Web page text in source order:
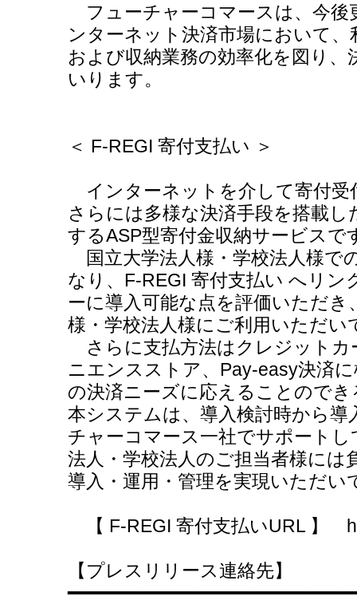
フューチャーコマースは、今後
ンターネット決済市場において
および収納業務の効率化を図り
いります。
＜ F-REGI 寄付支払い ＞
インターネットを介して寄付受
さらには多様な決済手段を搭載し
するASP型寄付金収納サービスで
国立大学法人様・学校法人様で
なり、F-REGI 寄付支払い へリ
ーに導入可能な点を評価いただき
様・学校法人様にご利用いただい
さらに支払方法はクレジットカ
ニエンスストア、Pay-easy決済
の決済ニーズに応えることので
本システムは、導入検討時から
チャーコマース一社でサポート
法人・学校法人のご担当者様に
導入・運用・管理を実現いただい
【 F-REGI 寄付支払いURL 】
【プレスリリース連絡先】